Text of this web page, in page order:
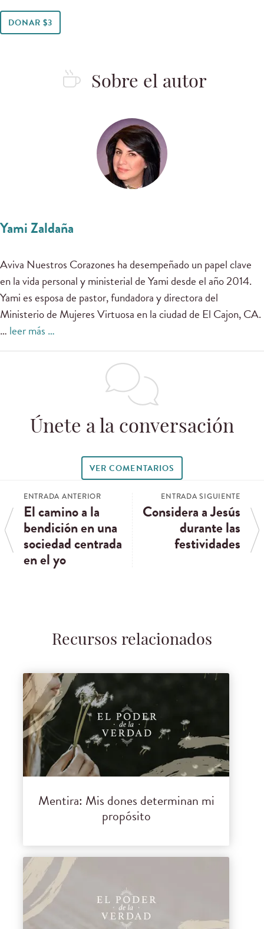
DONAR $3
Sobre el autor
Yami Zaldaña
Aviva Nuestros Corazones ha desempeñado un papel clave
en la vida personal y ministerial de Yami desde el año 2014.
Yami es esposa de pastor, fundadora y directora del
Ministerio de Mujeres Virtuosa en la ciudad de El Cajon, CA.
… leer más …
Únete a la conversación
VER COMENTARIOS
ENTRADA ANTERIOR
El camino a la
bendición en una
sociedad centrada
en el yo
ENTRADA SIGUIENTE
Considera a Jesús
durante las
festividades
Recursos relacionados
Mentira: Mis dones determinan mi
propósito